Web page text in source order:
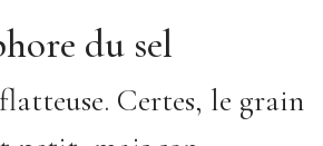
du sel
Certes, le grain